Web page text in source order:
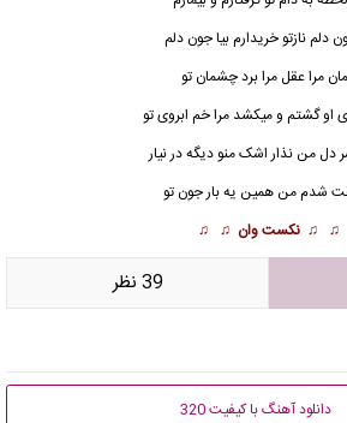
دلم نازتو خریدارم بیا جون دلم
مرا عقل مرا برد چشمان تو
او گشتم و میکشد مرا خم ابروی تو
دل من نذار اشک منو دیگه در نیار
شدم من همین یه بار جون تو
♫ ♫ نکست وان ♫ ♫
39 نظر
دانلود آهنگ با کیفیت 320